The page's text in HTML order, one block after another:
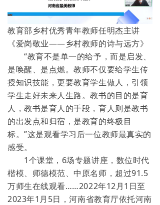
教育部乡村优秀青年教师任明杰主讲
《爱岗敬业——乡村教师的诗与远方》
“教育不是单一的给予，而是启发、
是唤醒、是点燃。教师不仅要给学生传
授知识技能，更要教育学生做人，引领
学生走好未来人生路。教书的目的是育
人，教书是育人的手段，育人则是教书
的出发点和归宿，是教育的终极目
标。”这是观看学习后一位教师最真实的
感受。
1个课堂，6场专题讲座，数位时代
楷模、师德模范、中原名师，超过91.5
万师生在线观看……2022年12月1日至
2023年1月5日，河南省教育厅依托河南